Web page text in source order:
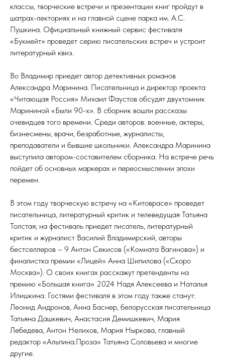
классы, творческие встречи и презентации книг пройдут в
шатрах-лекториях и на главной сцене парка им. А.С.
Пушкина. Официальный книжный сервис фестиваля
«Букмейт» проведет серию писательских встреч и устроит
литературный квиз.
Во Владимир приедет автор детективных романов
Александра Маринина. Писательница и директор проекта
«Читающая Россия» Михаил Фаустов обсудят двухтомник
Марининой «Были 90-х». В сборник вошли рассказы
очевидцев того времени. Среди авторов: военные, актеры,
бизнесмены, врачи, безработные, журналисты,
преподаватели и бывшие школьники. Александра Маринина
выступила автором-составителем сборника. На встрече речь
пойдет об основных маркерах и переосмыслении эпохи
перемен.
В этом году творческую встречу на «Китоврасе» проведет
писательница, литературный критик и телеведущая Татьяна
Толстая; на фестиваль приедет писатель, литературный
критик и журналист Василий Владимирский, авторы
бестселлеров – 9 Антон Секисов («Комната Вагинова») и
финалистка премии «Лицей» Анна Шипилова («Скоро
Москва»). О своих книгах расскажут претенденты на
премию «Большая книга» 2024 Надя Алексеева и Наталья
Илишкина. Гостями фестиваля в этом году также станут:
Леонид Андронов, Анна Баснер, белорусская писательница
Татьяна Дашкевич, Анастасия Демишкевич, Мария
Лебедева, Антон Нелихов, Мария Ныркова, главный
редактор «Альпина.Проза» Татьяна Соловьева и многие
другие.